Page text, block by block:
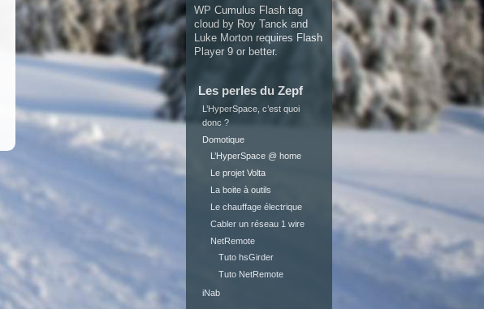
WP Cumulus Flash tag
cloud by Roy Tanck and
Luke Morton requires Flash
Player 9 or better.
Les perles du Zepf
L’HyperSpace, c’est quoi
donc ?
Domotique
L’HyperSpace @ home
Le projet Volta
La boite à outils
Le chauffage électrique
Cabler un réseau 1 wire
NetRemote
Tuto hsGirder
Tuto NetRemote
iNab